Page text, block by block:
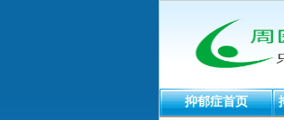
抑郁症首页